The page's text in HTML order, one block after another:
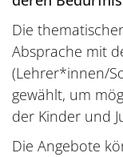
Die
Absprache mit
(Lehrer*innen/
gewählt, um
der Kinder und
Die Angebote